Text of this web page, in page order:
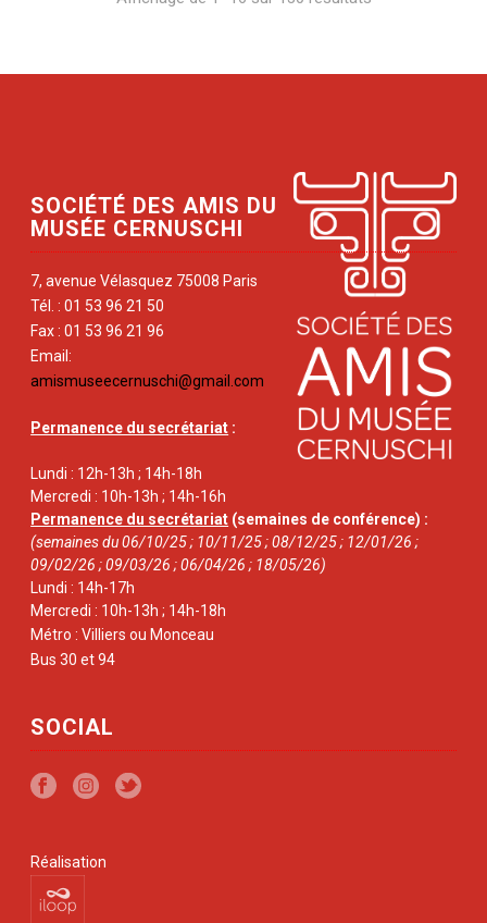
SOCIÉTÉ DES AMIS DU
MUSÉE CERNUSCHI
7, avenue Vélasquez 75008 Paris
Tél. : 01 53 96 21 50
Fax : 01 53 96 21 96
Email:
amismuseecernuschi@gmail.com
Permanence du secrétariat :
Lundi : 12h-13h ; 14h-18h
Mercredi : 10h-13h ; 14h-16h
Permanence du secrétariat (semaines de conférence) :
(semaines du 06/10/25 ; 10/11/25 ; 08/12/25 ; 12/01/26 ;
09/02/26 ; 09/03/26 ; 06/04/26 ; 18/05/26)
Lundi : 14h-17h
Mercredi : 10h-13h ; 14h-18h
Métro : Villiers ou Monceau
Bus 30 et 94
SOCIAL
Réalisation